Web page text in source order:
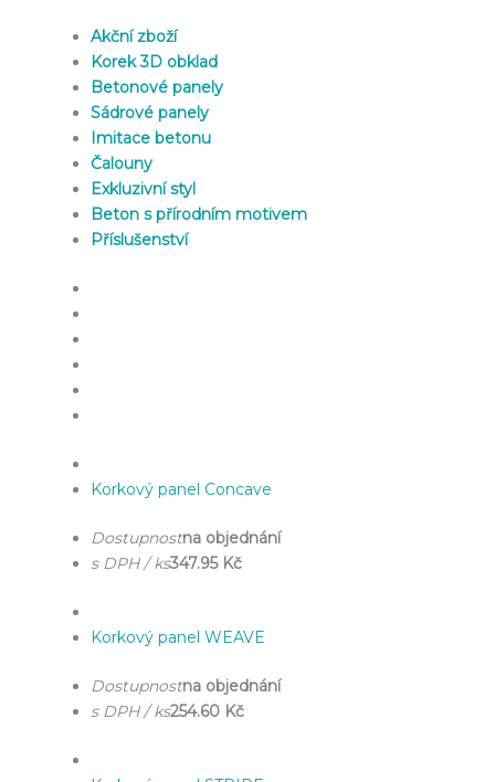
Akční zboží
Korek 3D obklad
Betonové panely
Sádrové panely
Imitace betonu
Čalouny
Exkluzivní styl
Beton s přírodním motivem
Příslušenství
Korkový panel Concave
Dostupnostna objednání
s DPH / ks347.95 Kč
Korkový panel WEAVE
Dostupnostna objednání
s DPH / ks254.60 Kč